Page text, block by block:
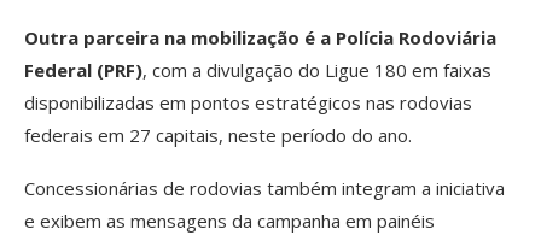
Outra parceira na mobilização é a Polícia Rodoviária
Federal (PRF), com a divulgação do Ligue 180 em faixas
disponibilizadas em pontos estratégicos nas rodovias
federais em 27 capitais, neste período do ano.
Concessionárias de rodovias também integram a iniciativa
e exibem as mensagens da campanha em painéis